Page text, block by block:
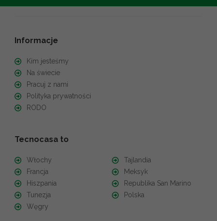
Informacje
Kim jesteśmy
Na świecie
Pracuj z nami
Polityka prywatności
RODO
Tecnocasa to
Włochy
Francja
Hiszpania
Tunezja
Węgry
Tajlandia
Meksyk
Republika San Marino
Polska